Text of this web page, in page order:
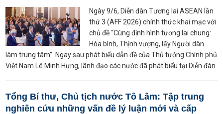
Ngày 9/6, Diễn đàn Tương lai ASEAN lần
thứ 3 (AFF 2026) chính thức khai mạc với
chủ đề “Cùng định hình tương lai chung:
Hòa bình, Thịnh vượng, lấy Người dân
làm trung tâm”. Ngay sau phát biểu dẫn đề của Thủ tướng Chính phủ
Việt Nam Lê Minh Hưng, lãnh đạo các nước đã phát biểu tại Diễn đàn.
Tổng Bí thư, Chủ tịch nước Tô Lâm: Tập trung
nghiên cứu những vấn đề lý luận mới và cấp